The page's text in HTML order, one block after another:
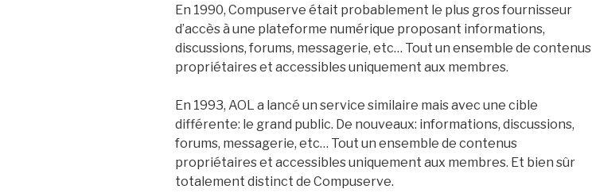
En 1990, Compuserve était probablement le plus gros fournisseur
d’accès à une plateforme numérique proposant informations,
discussions, forums, messagerie, etc… Tout un ensemble de contenus
propriétaires et accessibles uniquement aux membres.
En 1993, AOL a lancé un service similaire mais avec une cible
différente: le grand public. De nouveaux: informations, discussions,
forums, messagerie, etc… Tout un ensemble de contenus
propriétaires et accessibles uniquement aux membres. Et bien sûr
totalement distinct de Compuserve.